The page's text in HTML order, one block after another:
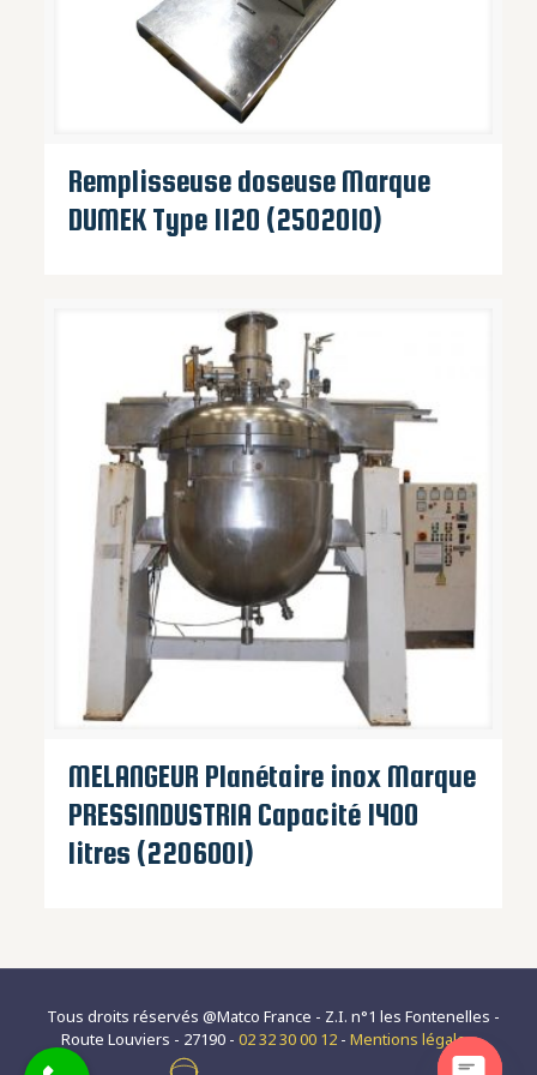
Remplisseuse doseuse Marque
DUMEK Type 1120 (2502010)
MELANGEUR Planétaire inox Marque
PRESSINDUSTRIA Capacité 1400
litres (2206001)
Tous droits réservés @Matco France - Z.I. n°1 les Fontenelles -
Route Louviers - 27190 -02 32 30 00 12 -Mentions légales-